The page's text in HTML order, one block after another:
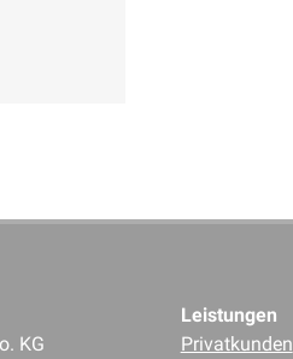
KG
Leistungen
Privatkunden